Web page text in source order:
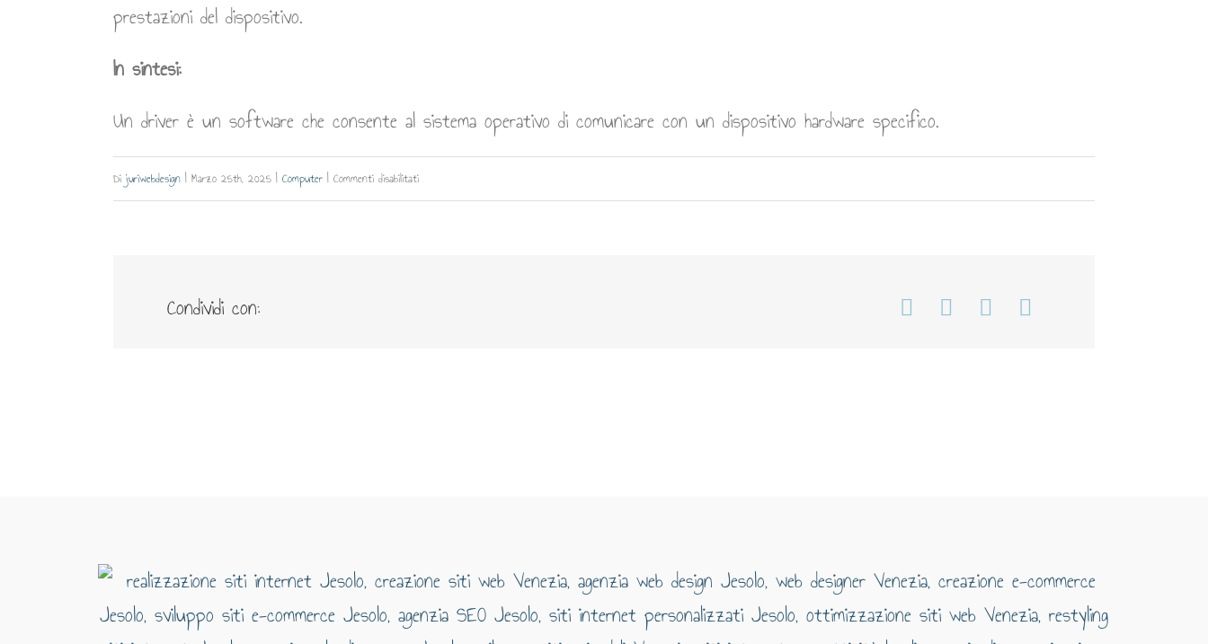
prestazioni del dispositivo.
In sintesi:
Un driver è un software che consente al sistema operativo di comunicare con un dispositivo hardware specifico.
Dijuriwebdesign | Marzo 25th, 2025 | Computer | Commenti disabilitatisu
Condividi con: Facebook
WhatsApp
Telegram
Email